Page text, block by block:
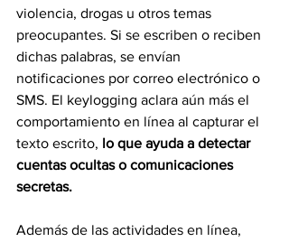
violencia, drogas u otros temas
preocupantes. Si se escriben o reciben
dichas palabras, se envían
notificaciones por correo electrónico o
SMS. El keylogging aclara aún más el
comportamiento en línea al capturar el
texto escrito, lo que ayuda a detectar
cuentas ocultas o comunicaciones
secretas.
Además de las actividades en línea,